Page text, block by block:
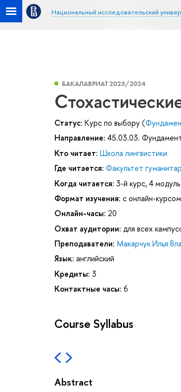
Национальный исследовательский
БАКАЛАВРИАТ 2023/2024
Статус: Курс по выбору (
Направление: 45.03.03.
Кто читает: Школа лингвистики
Где читается: Факультет
Когда читается: 3-й курс, 4 модуль
Формат изучения: с онлайн-курсом
Онлайн-часы: 20
Охват аудитории: для всех
Преподаватели: Макарчук Илья
Язык: английский
Кредиты: 3
Контактные часы: 6
Course Syllabus
Abstract